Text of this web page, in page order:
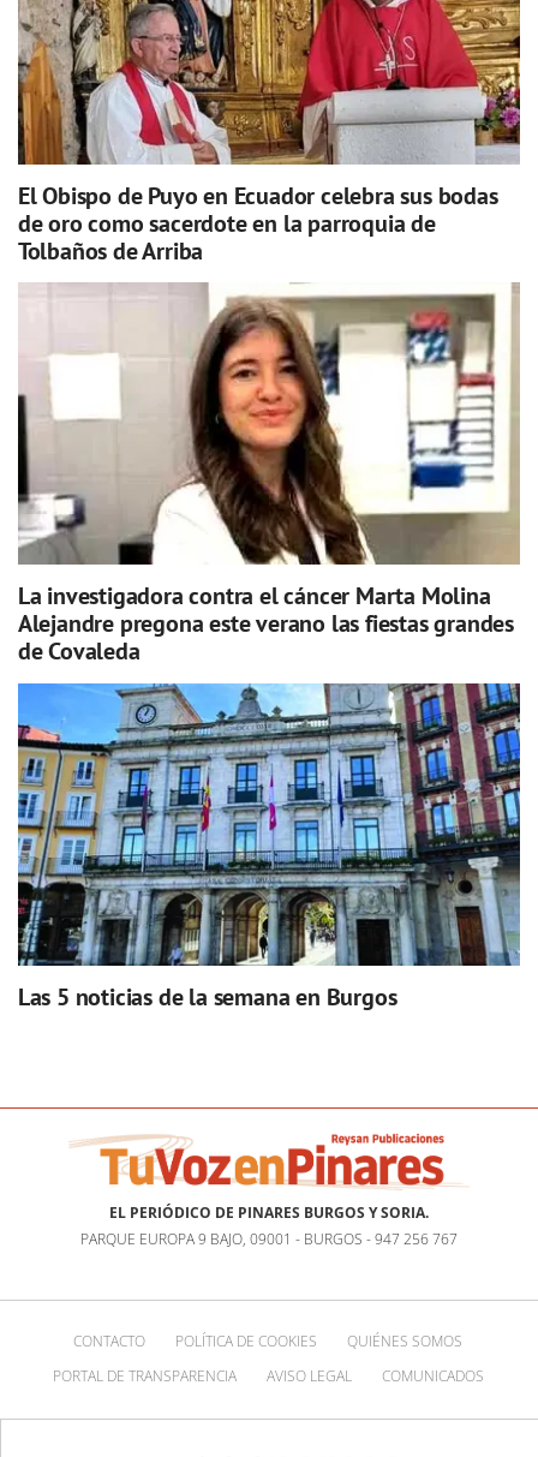
El Obispo de Puyo en Ecuador celebra sus bodas
de oro como sacerdote en la parroquia de
Tolbaños de Arriba
La investigadora contra el cáncer Marta Molina
Alejandre pregona este verano las fiestas grandes
de Covaleda
Las 5 noticias de la semana en Burgos
EL PERIÓDICO DE PINARES BURGOS Y SORIA.
PARQUE EUROPA 9 BAJO, 09001 - BURGOS - 947 256 767
CONTACTO POLÍTICA DE COOKIES
QUIÉNES SOMOS
PORTAL DE TRANSPARENCIA
AVISO LEGAL COMUNICADOS